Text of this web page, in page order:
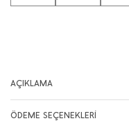
AÇIKLAMA
ÖDEME SEÇENEKLERİ